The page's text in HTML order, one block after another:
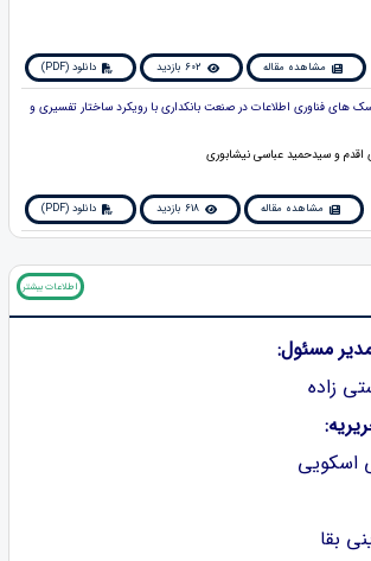
مشاهده مقاله 602 بازدید دانلود (PDF)
های فناوری اطلاعات در صنعت بانکداری با رویکرد ساختار تفسیری و
اقدم و سیدحمید عباسی نیشابوری
مشاهده مقاله 618 بازدید دانلود (PDF)
اطلاعات بیشتر
مسئول:
زاده
اسکویی
بقا